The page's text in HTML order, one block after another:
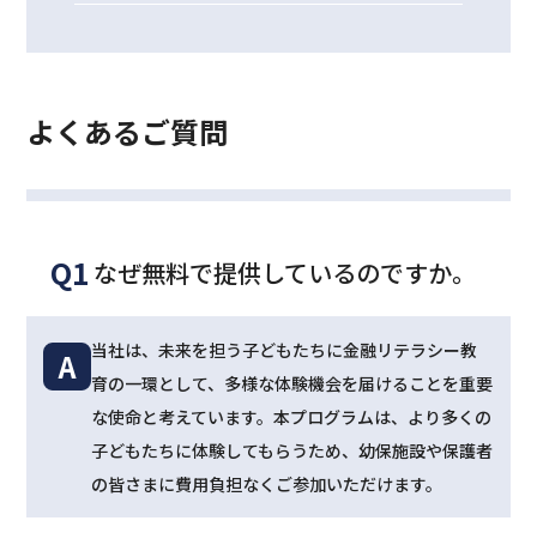
よくあるご質問
Q1 なぜ無料で提供しているのですか。
A
当社は、未来を担う子どもたちに金融リテラシー教
育の一環として、多様な体験機会を届けることを重要
な使命と考えています。本プログラムは、より多くの
子どもたちに体験してもらうため、幼保施設や保護者
の皆さまに費用負担なくご参加いただけます。